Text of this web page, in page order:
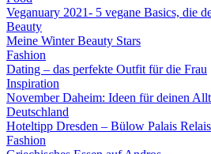
Veganuary 2021- 5 vegane Basics, die
Beauty
Meine Winter Beauty Stars
Fashion
Dating – das perfekte Outfit für die Frau
Inspiration
November Daheim: Ideen für deinen
Deutschland
Hoteltipp Dresden – Bülow Palais
Fashion